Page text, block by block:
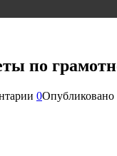
по
0Опубликовано